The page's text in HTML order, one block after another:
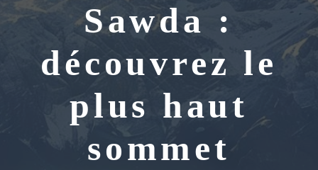
Sawda :
découvrez le
plus haut
sommet